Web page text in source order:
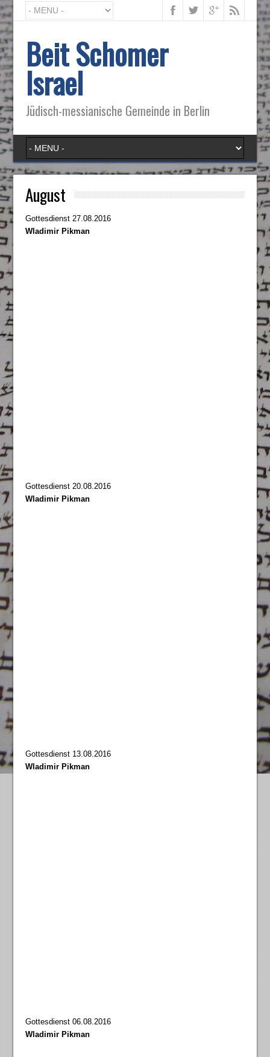
Beit Schomer
Israel
Jüdisch-messianische Gemeinde in Berlin
August
Gottesdienst 27.08.2016
Wladimir Pikman
Gottesdienst 20.08.2016
Wladimir Pikman
Gottesdienst 13.08.2016
Wladimir Pikman
Gottesdienst 06.08.2016
Wladimir Pikman